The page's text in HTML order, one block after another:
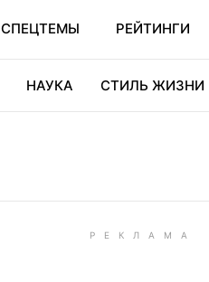
СПЕЦТЕМЫ РЕЙТИНГИ
НАУКА СТИЛЬ ЖИЗНИ